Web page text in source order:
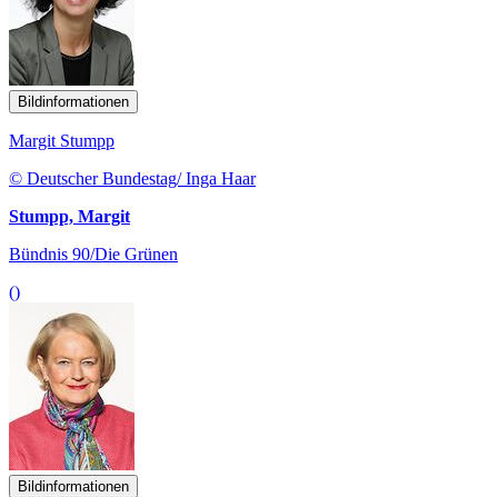
Bildinformationen
Margit Stumpp
© Deutscher Bundestag/ Inga Haar
Stumpp, Margit
Bündnis 90/Die Grünen
()
Bildinformationen